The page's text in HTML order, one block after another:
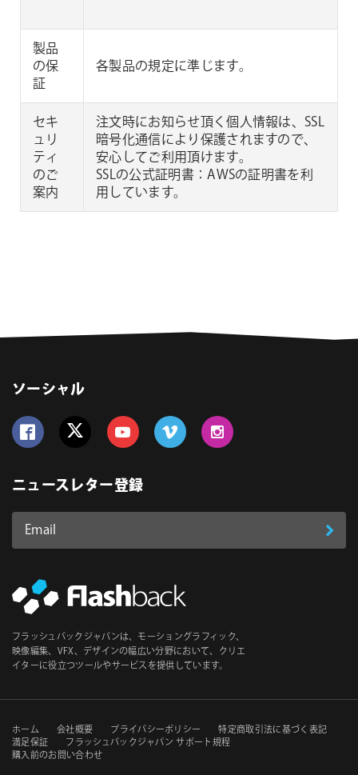
製品
の保
証
各製品の規定に準じます。
セキ
ュリ
ティ
のご
案内
注文時にお知らせ頂く個人情報は、SSL
暗号化通信により保護されますので、
安心してご利用頂けます。
SSLの公式証明書：AWSの証明書を利
用しています。
ソーシャル
ニュースレター登録
Email
ス
必
須
登
フラッシュバックジャパンは、モーショングラフィック、
映像編集、VFX、デザインの幅広い分野において、クリエ
イターに役立つツールやサービスを提供しています。
セ
カ
ホーム 会社概要 プライバシーポリシー
特定商取引法に基づく表記
満足保証
フラッシュバックジャパン サポート規程
購入前のお問い合わせ